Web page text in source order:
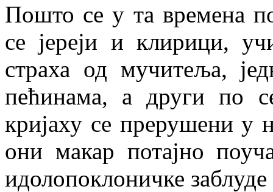
Пошто се у та времена
се јереји и клирици,
страха од мучитеља,
пећинама, а други по
кријаху се прерушени у
они макар потајно
идолопоклоничке